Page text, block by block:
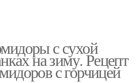
с сухой
на зиму. Рецепт
с горчицей